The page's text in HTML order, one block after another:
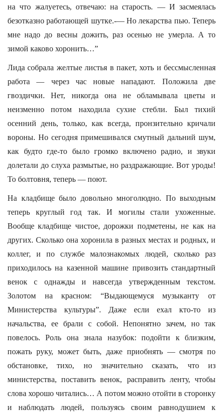
на что жалуетесь, отвечаю: на старость. — И засмеялась
безотказно работающей шутке.-— Но лекарства пью. Теперь
мне надо до весны дожить, раз осенью не умерла. А то
зимой каково хоронить…”
Лида собрала желтые листья в пакет, хоть и бессмысленная
работа — через час новые нападают. Положила две
гвоздички. Нет, никогда она не обламывала цветы и
неизменно потом находила сухие стебли. Был тихий
осенний день, только, как всегда, пронзительно кричали
вороны. Но сегодня примешивался смутный дальний шум,
как будто где-то было громко включено радио, и звуки
долетали до слуха размытые, но раздражающие. Вот уроды!
То болтовня, теперь — поют.
На кладбище было довольно многолюдно. По выходным
теперь круглый год так. И могилы стали ухоженные.
Вообще кладбище чистое, дорожки подметены, не как на
других. Сколько она хоронила в разных местах и родных, и
коллег, и по службе малознакомых людей, сколько раз
приходилось на казенной машине привозить стандартный
венок с однажды и навсегда утвержденным текстом.
Золотом на красном: “Выдающемуся музыканту от
Министерства культуры”. Даже если ехал кто-то из
начальства, ее брали с собой. Непонятно зачем, но так
повелось. Роль она знала назубок: подойти к близким,
пожать руку, может быть, даже приобнять — смотря по
обстановке, тихо, но значительно сказать, что из
министерства, поставить венок, расправить ленту, чтобы
слова хорошо читались… А потом можно отойти в сторонку
и наблюдать людей, пользуясь своим равнодушием к